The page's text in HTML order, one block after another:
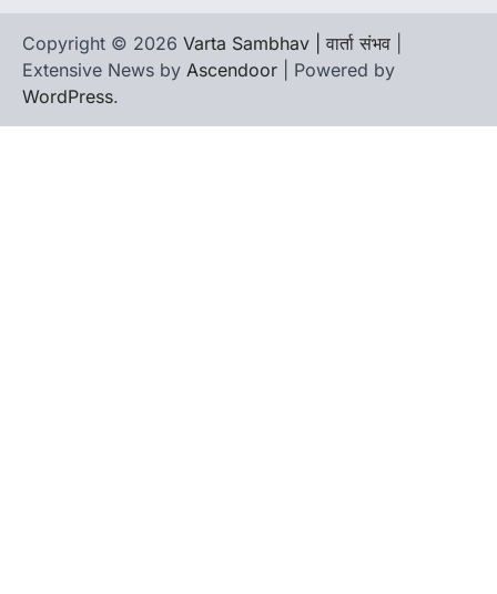
Copyright © 2026 Varta Sambhav | वार्ता संभव
Extensive News by Ascendoor | Powered by
WordPress.